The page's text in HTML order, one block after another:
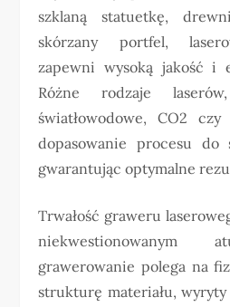
szklaną statuetkę,
skórzany portfel,
zapewni wysoką jakość i
Różne rodzaje
światłowodowe, CO2
dopasowanie procesu do
gwarantując optymalne
Trwałość graweru
niekwestionowanym
grawerowanie polega na
strukturę materiału,